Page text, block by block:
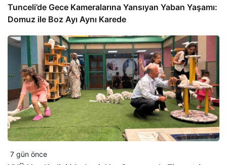
Tunceli’de Gece Kameralarına Yansıyan Yaban Yaşamı:
Domuz ile Boz Ayı Aynı Karede
7 gün önce